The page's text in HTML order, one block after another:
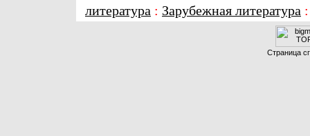
литература : Зарубежная литература
Страница